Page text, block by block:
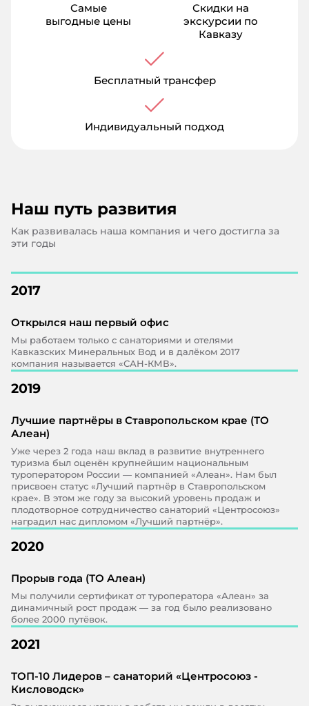
Самые
выгодные цены
Скидки на
экскурсии по
Кавказу
Бесплатный трансфер
Индивидуальный подход
Наш путь развития
Как развивалась наша компания и чего достигла за
эти годы
2017
Открылся наш первый офис
Мы работаем только с санаториями и отелями
Кавказских Минеральных Вод и в далёком 2017
компания называется «САН-КМВ».
2019
Лучшие партнёры в Ставропольском крае (ТО
Алеан)
Уже через 2 года наш вклад в развитие внутреннего
туризма был оценён крупнейшим национальным
туроператором России — компанией «Алеан». Нам был
присвоен статус «Лучший партнёр в Ставропольском
крае». В этом же году за высокий уровень продаж и
плодотворное сотрудничество санаторий «Центросоюз»
наградил нас дипломом «Лучший партнёр».
2020
Прорыв года (ТО Алеан)
Мы получили сертификат от туроператора «Алеан» за
динамичный рост продаж — за год было реализовано
более 2000 путёвок.
2021
ТОП-10 Лидеров – санаторий «Центросоюз -
Кисловодск»